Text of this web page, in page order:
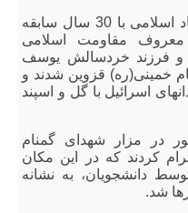
فوادالرازم، قدیمی ترین اسیر جهاد اسلامی با 30 سال سابقه
معروف مقاومت اسلامی
فرزند خردسالش یوسف
خمینی(ره) قزوین شدند و
اسرائیل با گل و اسپند
در مزار شهدای گمنام
کردند که در این مکان
دانشجویان، به نشانه
شد.